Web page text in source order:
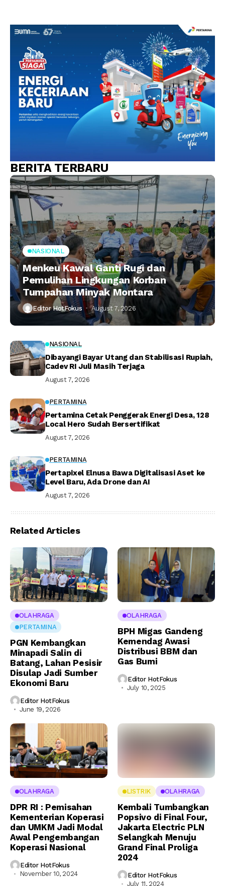
BERITA TERBARU
NASIONAL
Menkeu Kawal Ganti Rugi dan
Pemulihan Lingkungan Korban
Tumpahan Minyak Montara
Editor HotFokus August 7, 2026
NASIONAL
Dibayangi Bayar Utang dan Stabilisasi Rupiah,
Cadev RI Juli Masih Terjaga
August 7, 2026
PERTAMINA
Pertamina Cetak Penggerak Energi Desa, 128
Local Hero Sudah Bersertifikat
August 7, 2026
PERTAMINA
Pertapixel Elnusa Bawa Digitalisasi Aset ke
Level Baru, Ada Drone dan AI
August 7, 2026
Related Articles
OLAHRAGA
PERTAMINA
PGN Kembangkan
Minapadi Salin di
Batang, Lahan Pesisir
Disulap Jadi Sumber
Ekonomi Baru
Editor HotFokus
June 19, 2026
OLAHRAGA
BPH Migas Gandeng
Kemendag Awasi
Distribusi BBM dan
Gas Bumi
Editor HotFokus
July 10, 2025
OLAHRAGA
DPR RI : Pemisahan
Kementerian Koperasi
dan UMKM Jadi Modal
Awal Pengembangan
Koperasi Nasional
Editor HotFokus
November 10, 2024
LISTRIK OLAHRAGA
Kembali Tumbangkan
Popsivo di Final Four,
Jakarta Electric PLN
Selangkah Menuju
Grand Final Proliga
2024
Editor HotFokus
July 11, 2024